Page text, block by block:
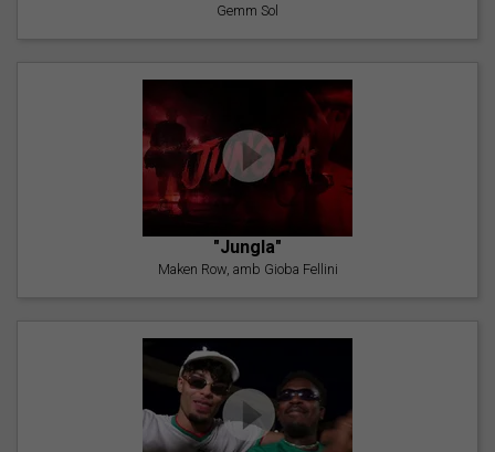
Gemm Sol
"Jungla"
Maken Row, amb Gioba Fellini